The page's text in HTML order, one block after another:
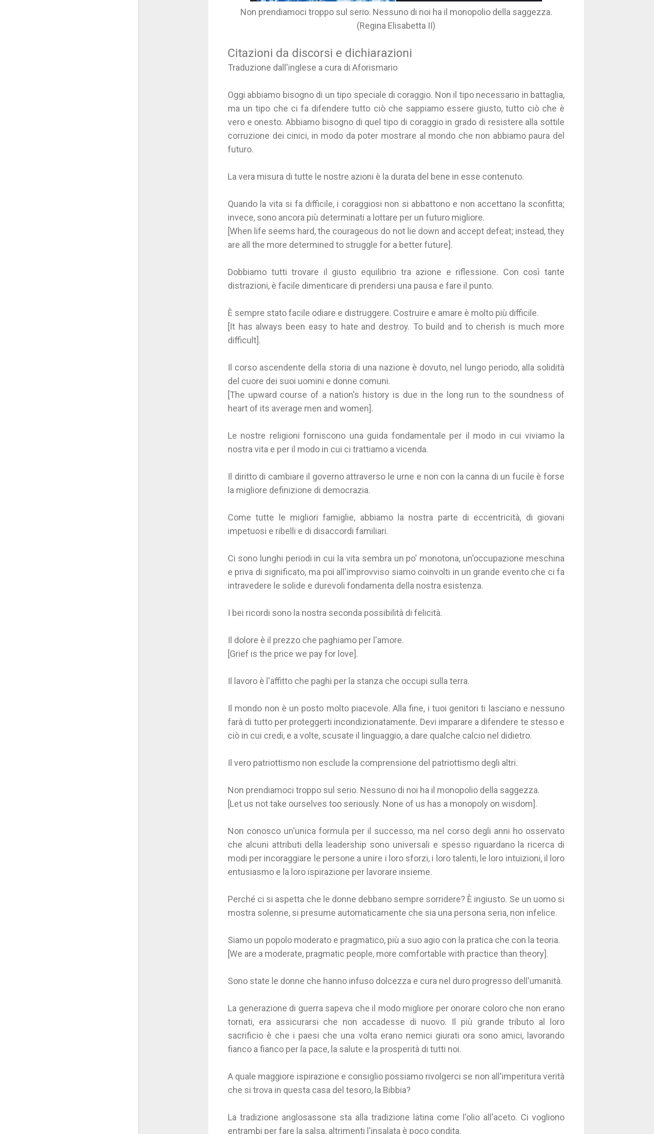
Non prendiamoci troppo sul serio. Nessuno di noi ha il monopolio della saggezza.
(Regina Elisabetta II)
Citazioni da discorsi e dichiarazioni
Traduzione dall'inglese a cura di Aforismario
Oggi abbiamo bisogno di un tipo speciale di coraggio. Non il tipo necessario in battaglia,
ma un tipo che ci fa difendere tutto ciò che sappiamo essere giusto, tutto ciò che è
vero e onesto. Abbiamo bisogno di quel tipo di coraggio in grado di resistere alla sottile
corruzione dei cinici, in modo da poter mostrare al mondo che non abbiamo paura del
futuro.
La vera misura di tutte le nostre azioni è la durata del bene in esse contenuto.
Quando la vita si fa difficile, i coraggiosi non si abbattono e non accettano la sconfitta;
invece, sono ancora più determinati a lottare per un futuro migliore.
[When life seems hard, the courageous do not lie down and accept defeat; instead, they
are all the more determined to struggle for a better future].
Dobbiamo tutti trovare il giusto equilibrio tra azione e riflessione. Con così tante
distrazioni, è facile dimenticare di prendersi una pausa e fare il punto.
È sempre stato facile odiare e distruggere. Costruire e amare è molto più difficile.
[It has always been easy to hate and destroy. To build and to cherish is much more
difficult].
Il corso ascendente della storia di una nazione è dovuto, nel lungo periodo, alla solidità
del cuore dei suoi uomini e donne comuni.
[The upward course of a nation's history is due in the long run to the soundness of
heart of its average men and women].
Le nostre religioni forniscono una guida fondamentale per il modo in cui viviamo la
nostra vita e per il modo in cui ci trattiamo a vicenda.
Il diritto di cambiare il governo attraverso le urne e non con la canna di un fucile è forse
la migliore definizione di democrazia.
Come tutte le migliori famiglie, abbiamo la nostra parte di eccentricità, di giovani
impetuosi e ribelli e di disaccordi familiari.
Ci sono lunghi periodi in cui la vita sembra un po' monotona, un'occupazione meschina
e priva di significato, ma poi all'improvviso siamo coinvolti in un grande evento che ci fa
intravedere le solide e durevoli fondamenta della nostra esistenza.
I bei ricordi sono la nostra seconda possibilità di felicità.
Il dolore è il prezzo che paghiamo per l'amore.
[Grief is the price we pay for love].
Il lavoro è l'affitto che paghi per la stanza che occupi sulla terra.
Il mondo non è un posto molto piacevole. Alla fine, i tuoi genitori ti lasciano e nessuno
farà di tutto per proteggerti incondizionatamente. Devi imparare a difendere te stesso e
ciò in cui credi, e a volte, scusate il linguaggio, a dare qualche calcio nel didietro.
Il vero patriottismo non esclude la comprensione del patriottismo degli altri.
Non prendiamoci troppo sul serio. Nessuno di noi ha il monopolio della saggezza.
[Let us not take ourselves too seriously. None of us has a monopoly on wisdom].
Non conosco un'unica formula per il successo, ma nel corso degli anni ho osservato
che alcuni attributi della leadership sono universali e spesso riguardano la ricerca di
modi per incoraggiare le persone a unire i loro sforzi, i loro talenti, le loro intuizioni, il loro
entusiasmo e la loro ispirazione per lavorare insieme.
Perché ci si aspetta che le donne debbano sempre sorridere? È ingiusto. Se un uomo si
mostra solenne, si presume automaticamente che sia una persona seria, non infelice.
Siamo un popolo moderato e pragmatico, più a suo agio con la pratica che con la teoria.
[We are a moderate, pragmatic people, more comfortable with practice than theory].
Sono state le donne che hanno infuso dolcezza e cura nel duro progresso dell'umanità.
La generazione di guerra sapeva che il modo migliore per onorare coloro che non erano
tornati, era assicurarsi che non accadesse di nuovo. Il più grande tributo al loro
sacrificio è che i paesi che una volta erano nemici giurati ora sono amici, lavorando
fianco a fianco per la pace, la salute e la prosperità di tutti noi.
A quale maggiore ispirazione e consiglio possiamo rivolgerci se non all'imperitura verità
che si trova in questa casa del tesoro, la Bibbia?
La tradizione anglosassone sta alla tradizione latina come l'olio all'aceto. Ci vogliono
entrambi per fare la salsa, altrimenti l'insalata è poco condita.